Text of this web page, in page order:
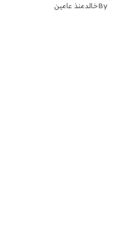
Byخالدمنذ عامين